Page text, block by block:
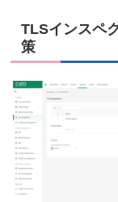
TLSインスペ
策